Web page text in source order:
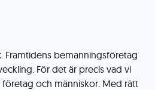
Framtidens bemanningsföretag
För det är precis vad vi
och människor. Med rätt